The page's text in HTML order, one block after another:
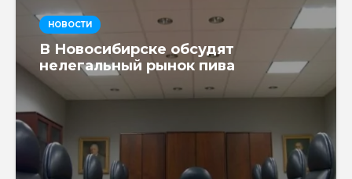
НОВОСТИ
В Новосибирске обсудят
нелегальный рынок пива